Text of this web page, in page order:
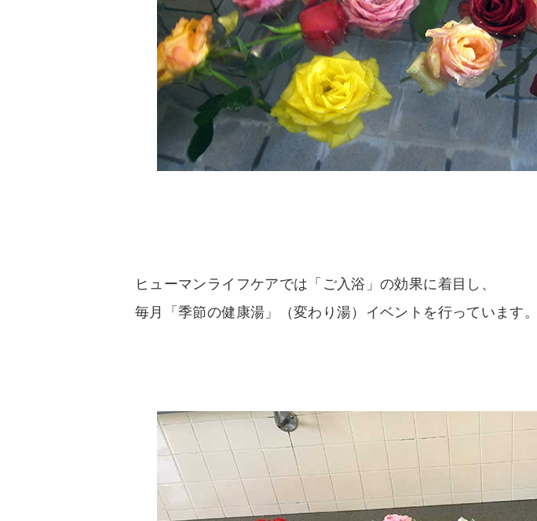
ヒューマンライフケアでは「ご入浴」の効果に着目し、
毎月「季節の健康湯」（変わり湯）イベントを行っています。